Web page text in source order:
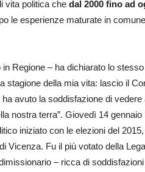
vita politica che dal 2000 fino ad
le esperienze maturate in
Regione – ha dichiarato lo
stagione della mia vita: lascio il
avuto la soddisfazione di
nostra terra”. Giovedì 14
iniziato con le elezioni del
Vicenza. Fu il più votato della
– ricca di